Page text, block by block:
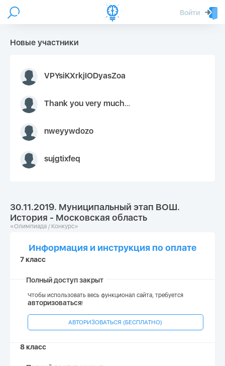
Войти
Новые участники
VPYsiKXrkjIODyasZoa
Thank you very much for your inquiry We appreciate you 9126052 https://youtube.com faceapple !
nweyywdozo
sujgtixfeq
30.11.2019. Муниципальный этап ВОШ.
История - Московская область
«Олимпиада / Конкурс»
Информация и инструкция по оплате
7класс
Полный доступ закрыт
Чтобы использовать весь функционал сайта, требуется
авторизоваться!
АВТОРИЗОВАТЬСЯ (БЕСПЛАТНО)
8 класс